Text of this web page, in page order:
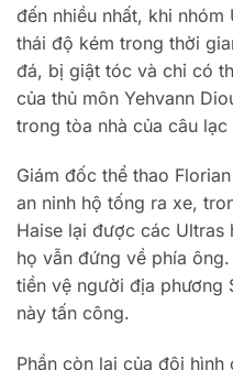
đến nhiều nhất, khi
thái độ kém trong thời
đá, bị giật tóc và chỉ có
của thủ môn Yehvann
trong tòa nhà của câu lạc
Giám đốc thể thao
an ninh hộ tống ra xe,
Haise lại được các Ultras
họ vẫn đứng về phía
tiền vệ người địa phương
này tấn công.
Phần còn lại của đội